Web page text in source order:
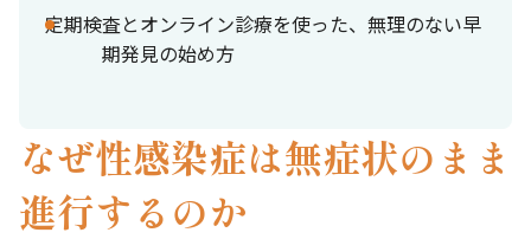
定期検査とオンライン診療を使った、無理のない早
期発見の始め方
なぜ性感染症は無症状のまま
進行するのか